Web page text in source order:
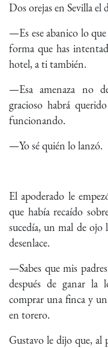
Dos orejas en Sevilla el
—Es ese abanico lo
forma que has
hotel, a ti también.
—Esa amenaza no
gracioso habrá
funcionando.
—Yo sé quién lo lanzó.
El apoderado le
que había recaído
sucedía, un mal de
desenlace.
—Sabes que mis
después de ganar la
comprar una finca y
en torero.
Gustavo le dijo que, al